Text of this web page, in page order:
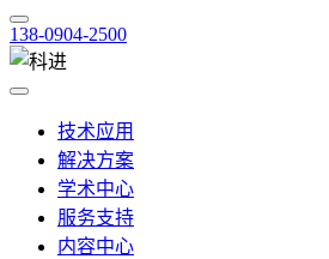
138-0904-2500
技术应用
解决方案
学术中心
服务支持
内容中心